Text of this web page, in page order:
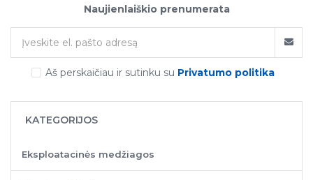
Naujienlaiškio prenumerata
Aš perskaičiau ir sutinku su Privatumo politika
KATEGORIJOS
Eksploatacinės medžiagos